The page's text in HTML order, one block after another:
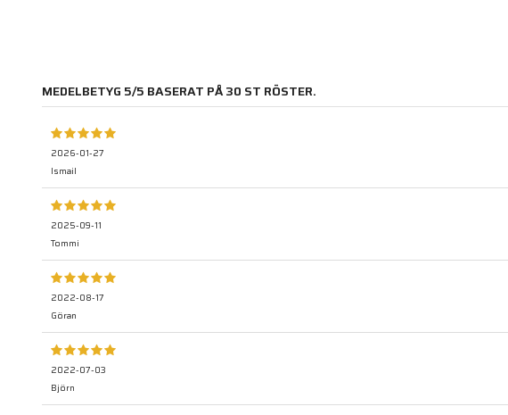
MEDELBETYG 5/5 BASERAT PÅ30 ST RÖSTER.
2026-01-27
Ismail
2025-09-11
Tommi
2022-08-17
Göran
2022-07-03
Björn